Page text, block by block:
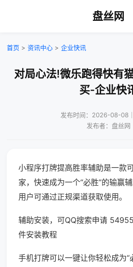
盘丝网
首页 > 资讯中心 > 企业快讯
对局心法!微乐跑得快有
买-企业快
发布时间：2026-08-08
发布者：盘丝网
小程序打牌提高胜率辅助是一款
家，快速成为一个“必胜”的输赢
用户可通过正规渠道获取使用。
辅助安装，可QQ搜索申请
件安装教程
手机打牌可以一键让你轻松成为“